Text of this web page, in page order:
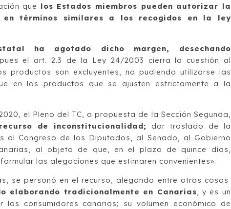
que los Estados miembros pueden autorizar la
términos similares a los recogidos en la ley
ha agotado dicho margen, desechando
el art. 2.3 de la Ley 24/2003 cierra la cuestión al
productos son excluyentes, no pudiendo utilizarse las
en los productos que se ajusten estrictamente a la
el Pleno del TC, a propuesta de la Sección Segunda,
de inconstitucionalidad; dar traslado de la
al Congreso de los Diputados, al Senado, al Gobierno
al objeto de que, en el plazo de quince días,
las alegaciones que estimaren convenientes».
se personó en el recurso, alegando entre otras cosas
elaborando tradicionalmente en Canarias, y es un
consumidores canarios; su volumen económico de